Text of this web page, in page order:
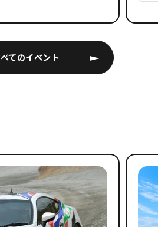
てのイベント